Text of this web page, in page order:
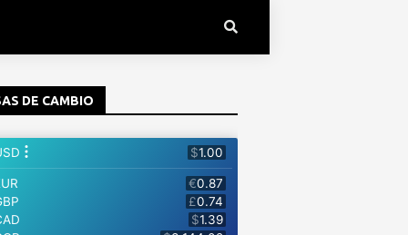
DE CAMBIO